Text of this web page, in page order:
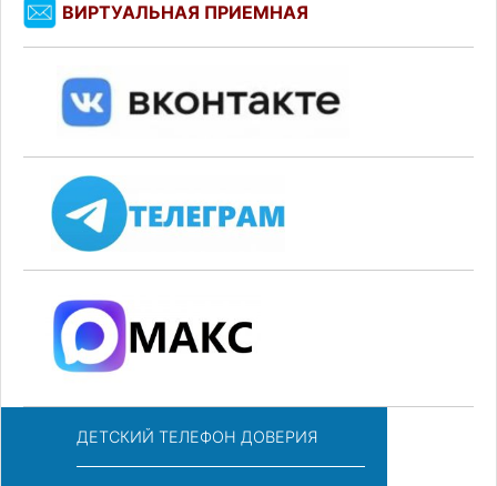
ВИРТУАЛЬНАЯ ПРИЕМНАЯ
ДЕТСКИЙ ТЕЛЕФОН ДОВЕРИЯ